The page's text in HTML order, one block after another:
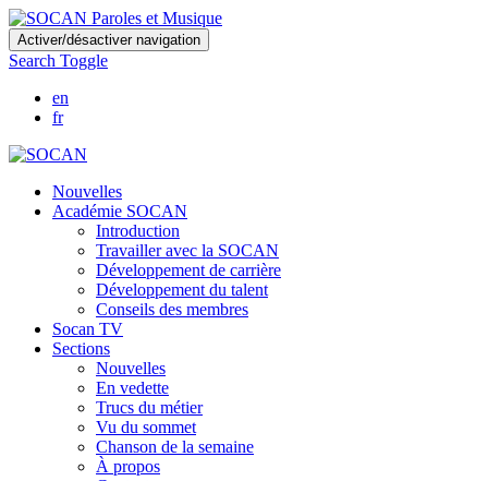
Skip
to
main
content
Activer/désactiver navigation
Search Toggle
en
fr
Nouvelles
Académie SOCAN
Introduction
Travailler avec la SOCAN
Développement de carrière
Développement du talent
Conseils des membres
Socan TV
Sections
Nouvelles
En vedette
Trucs du métier
Vu du sommet
Chanson de la semaine
À propos